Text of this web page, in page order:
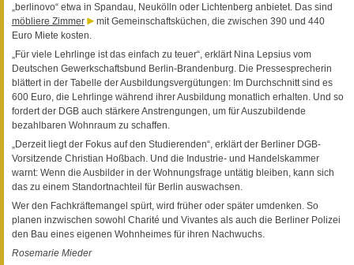
„berlinovo“ etwa in Spandau, Neukölln oder Lichtenberg anbietet. Das sind
möbliere Zimmer
mit Gemeinschaftsküchen, die zwischen 390 und 440
Euro Miete kosten.
„Für viele Lehrlinge ist das einfach zu teuer“, erklärt Nina Lepsius vom
Deutschen Gewerkschaftsbund Berlin-Brandenburg. Die Pressesprecherin
blättert in der Tabelle der Ausbildungsvergütungen: Im Durchschnitt sind es
600 Euro, die Lehrlinge während ihrer Ausbildung monatlich erhalten. Und so
fordert der DGB auch stärkere Anstrengungen, um für Auszubildende
bezahlbaren Wohnraum zu schaffen.
„Derzeit liegt der Fokus auf den Studierenden“, erklärt der Berliner DGB-
Vorsitzende Christian Hoßbach. Und die Industrie- und Handelskammer
warnt: Wenn die Ausbilder in der Wohnungsfrage untätig bleiben, kann sich
das zu einem Standortnachteil für Berlin auswachsen.
Wer den Fachkräftemangel spürt, wird früher oder später umdenken. So
planen inzwischen sowohl Charité und Vivantes als auch die Berliner Polizei
den Bau eines eigenen Wohnheimes für ihren Nachwuchs.
Rosemarie Mieder